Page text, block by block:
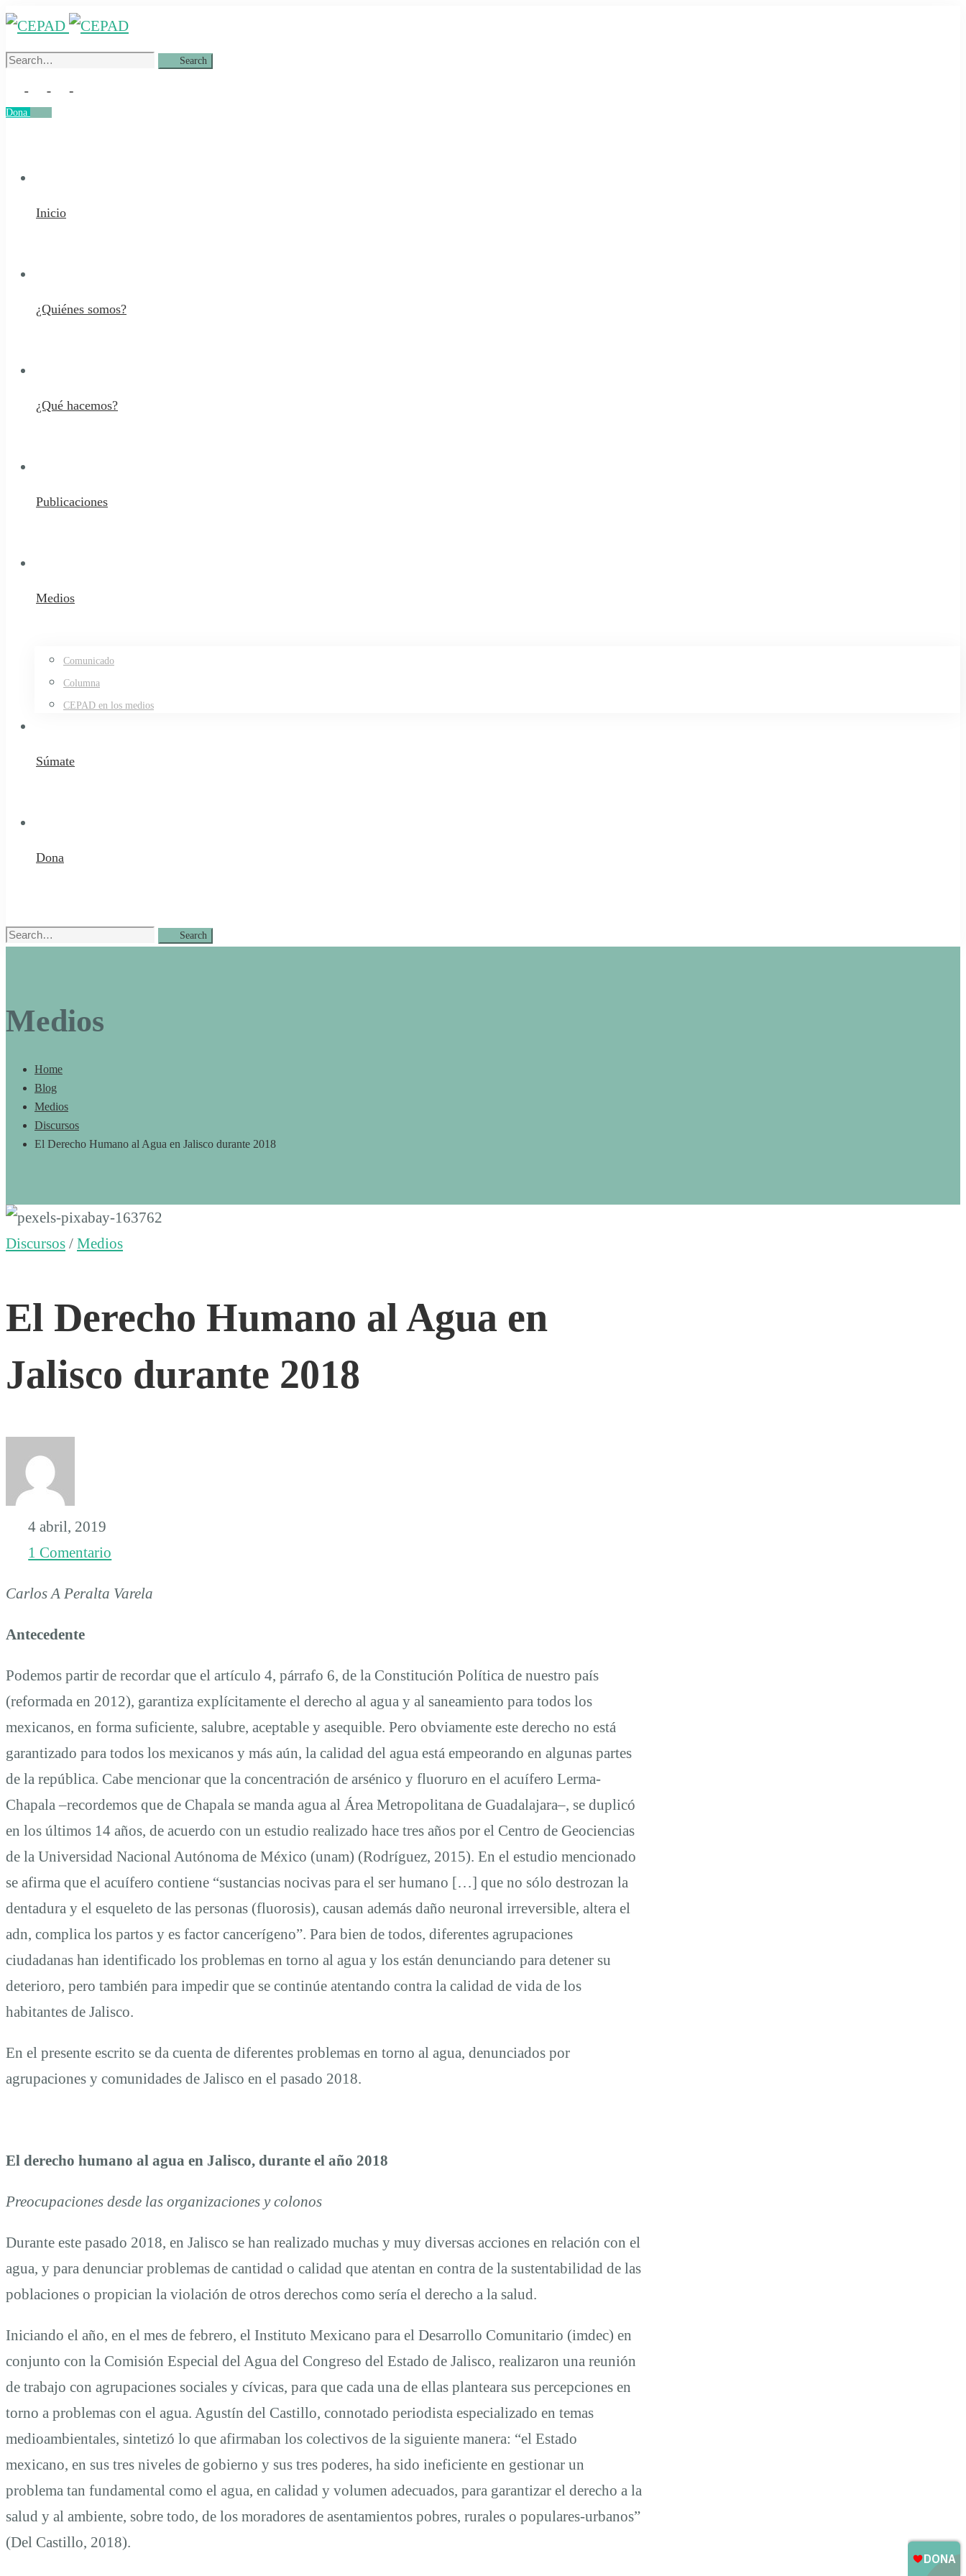
Search
Search
Dona
Inicio
¿Quiénes somos?
¿Qué hacemos?
Publicaciones
Medios
Comunicado
Columna
CEPAD en los medios
Súmate
Dona
Search
Search
Medios
Home
Blog
Medios
Discursos
El Derecho Humano al Agua en Jalisco durante 2018
El
Humano
al
en
Jalisco
durante
2018
Discursos / Medios
El Derecho Humano al Agua en
Jalisco durante 2018
4 abril, 2019
1 Comentario
Carlos A Peralta Varela
Antecedente
Podemos partir de recordar que el artículo 4, párrafo 6, de la Constitución Política de nuestro país
(reformada en 2012), garantiza explícitamente el derecho al agua y al saneamiento para todos los
mexicanos, en forma suficiente, salubre, aceptable y asequible. Pero obviamente este derecho no está
garantizado para todos los mexicanos y más aún, la calidad del agua está empeorando en algunas partes
de la república. Cabe mencionar que la concentración de arsénico y fluoruro en el acuífero Lerma-
Chapala –recordemos que de Chapala se manda agua al Área Metropolitana de Guadalajara–, se duplicó
en los últimos 14 años, de acuerdo con un estudio realizado hace tres años por el Centro de Geociencias
de la Universidad Nacional Autónoma de México (unam) (Rodríguez, 2015). En el estudio mencionado
se afirma que el acuífero contiene “sustancias nocivas para el ser humano […] que no sólo destrozan la
dentadura y el esqueleto de las personas (fluorosis), causan además daño neuronal irreversible, altera el
adn, complica los partos y es factor cancerígeno”. Para bien de todos, diferentes agrupaciones
ciudadanas han identificado los problemas en torno al agua y los están denunciando para detener su
deterioro, pero también para impedir que se continúe atentando contra la calidad de vida de los
habitantes de Jalisco.
En el presente escrito se da cuenta de diferentes problemas en torno al agua, denunciados por
agrupaciones y comunidades de Jalisco en el pasado 2018.
El derecho humano al agua en Jalisco, durante el año 2018
Preocupaciones desde las organizaciones y colonos
Durante este pasado 2018, en Jalisco se han realizado muchas y muy diversas acciones en relación con el
agua, y para denunciar problemas de cantidad o calidad que atentan en contra de la sustentabilidad de las
poblaciones o propician la violación de otros derechos como sería el derecho a la salud.
Iniciando el año, en el mes de febrero, el Instituto Mexicano para el Desarrollo Comunitario (imdec) en
conjunto con la Comisión Especial del Agua del Congreso del Estado de Jalisco, realizaron una reunión
de trabajo con agrupaciones sociales y cívicas, para que cada una de ellas planteara sus percepciones en
torno a problemas con el agua. Agustín del Castillo, connotado periodista especializado en temas
medioambientales, sintetizó lo que afirmaban los colectivos de la siguiente manera: “el Estado
mexicano, en sus tres niveles de gobierno y sus tres poderes, ha sido ineficiente en gestionar un
problema tan fundamental como el agua, en calidad y volumen adecuados, para garantizar el derecho a la
salud y al ambiente, sobre todo, de los moradores de asentamientos pobres, rurales o populares-urbanos”
(Del Castillo, 2018).